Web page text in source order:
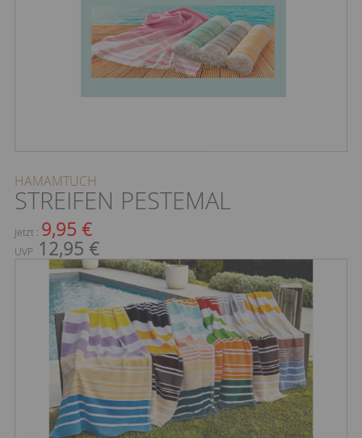
HAMAMTUCH
STREIFEN PESTEMAL
Jetzt : 9,95 €
UVP 12,95 €